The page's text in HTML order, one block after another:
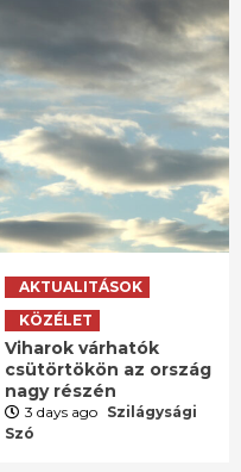
AKTUALITÁSOK
KÖZÉLET
Viharok várhatók
csütörtökön az ország
nagy részén
3 days ago Szilágysági
Szó